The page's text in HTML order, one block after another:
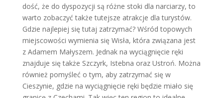
dość, że do dyspozycji są różne stoki dla narciarzy, to
warto zobaczyć także tutejsze atrakcje dla turystów.
Gdzie najlepiej się tutaj zatrzymać? Wśród topowych
miejscowości wymienia się Wisła, która związana jest
z Adamem Małyszem. Jednak na wyciągnięcie ręki
znajduje się także Szczyrk, Istebna oraz Ustroń. Można
również pomyśleć o tym, aby zatrzymać się w
Cieszynie, gdzie na wyciągnięcie ręki będzie miało się